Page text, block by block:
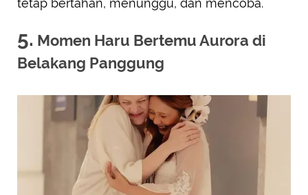
tetap bertahan, menunggu, dan mencoba.
5. Momen Haru Bertemu Aurora di
Belakang Panggung